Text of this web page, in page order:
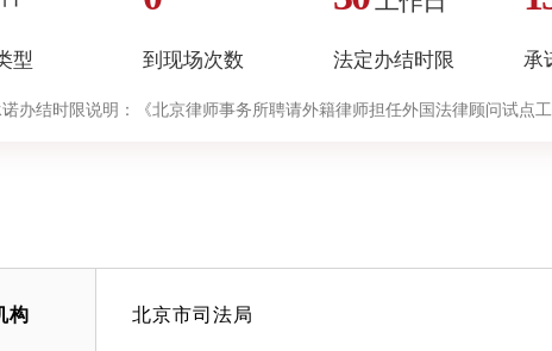
型 到现场次数 法定办结时限 承
办结时限说明：
《北京律师事务所聘请外籍律师担任外国法律顾问试点
构 北京市司法局